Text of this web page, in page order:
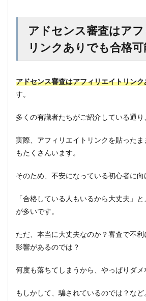
アドセンス審査はア
リンクありでも合格可
アドセンス審査はアフィリエイトリン
す。
多くの有識者たちがご紹介している通り
実際、アフィリエイトリンクを貼ったま
もたくさんいます。
そのため、不安になっている初心者に向
「合格している人もいるから大丈夫」
が多いです。
ただ、本当に大丈夫なのか？審査で不
影響があるのでは？
何度も落ちてしまうから、やっぱりダメ
もしかして、騙されているのでは？など